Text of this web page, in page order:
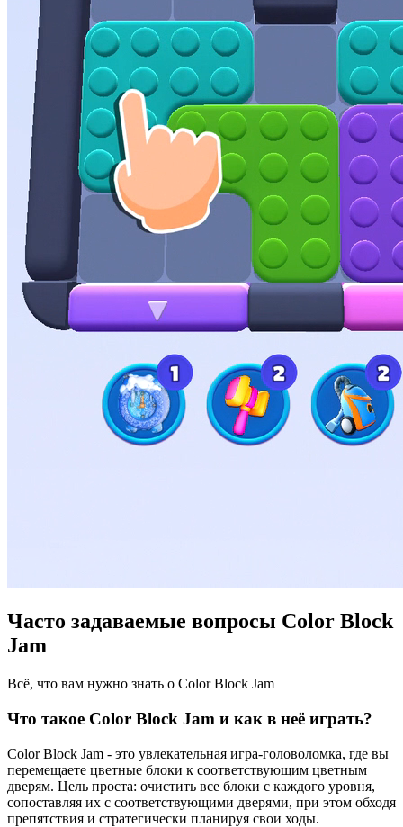
Часто задаваемые вопросы Color Block
Jam
Всё, что вам нужно знать о Color Block Jam
Что такое Color Block Jam и как в неё играть?
Color Block Jam - это увлекательная игра-головоломка, где вы
перемещаете цветные блоки к соответствующим цветным
дверям. Цель проста: очистить все блоки с каждого уровня,
сопоставляя их с соответствующими дверями, при этом обходя
препятствия и стратегически планируя свои ходы.